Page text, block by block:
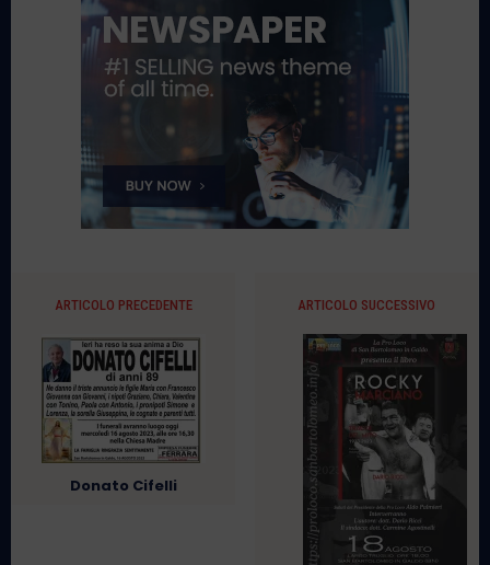
ARTICOLO PRECEDENTE
Donato Cifelli
ARTICOLO SUCCESSIVO